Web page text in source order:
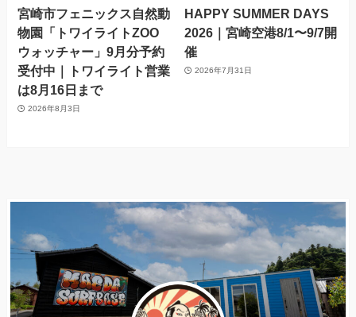
宮崎市フェニックス自然動
物園「トワイライトZOO
ウォッチャー」9月分予約
受付中｜トワイライト営業
は8月16日まで
2026年8月3日
HAPPY SUMMER DAYS
2026｜宮崎空港8/1〜9/7開
催
2026年7月31日